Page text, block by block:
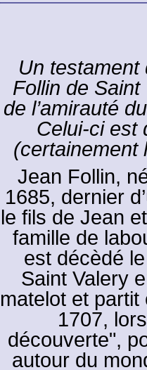
Un testament
Follin de
de l’amirauté
Celui-ci est
(certainement
Jean Follin,
1685, dernier
le fils de Jean
famille de
est décèdé
Saint Valery
matelot et
1707,
découverte",
autour du